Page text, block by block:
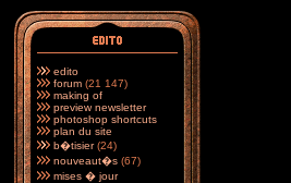
edito
forum (21 147)
making of
preview newsletter
photoshop shortcuts
plan du site
b�tisier(24)
nouveaut�s (67)
mises � jour